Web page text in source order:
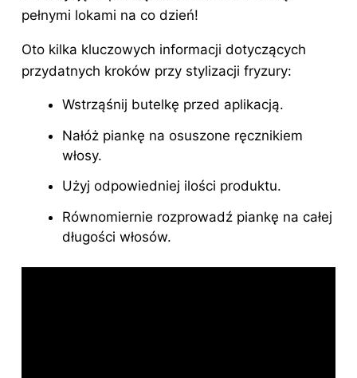
pełnymi lokami na co dzień!
Oto kilka kluczowych informacji dotyczących
przydatnych kroków przy stylizacji fryzury:
Wstrząśnij butelkę przed aplikacją.
Nałóż piankę na osuszone ręcznikiem
włosy.
Użyj odpowiedniej ilości produktu.
Równomiernie rozprowadź piankę na całej
długości włosów.